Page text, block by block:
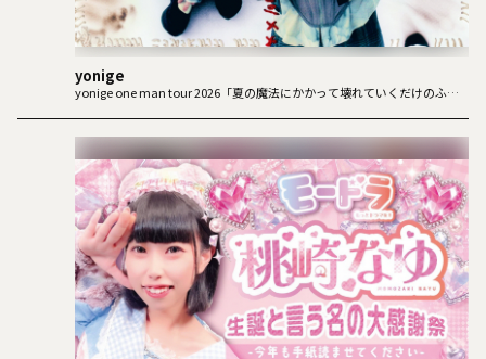
yonige
yonige one man tour 2026「夏の魔法にかかって壊れていくだけのふた